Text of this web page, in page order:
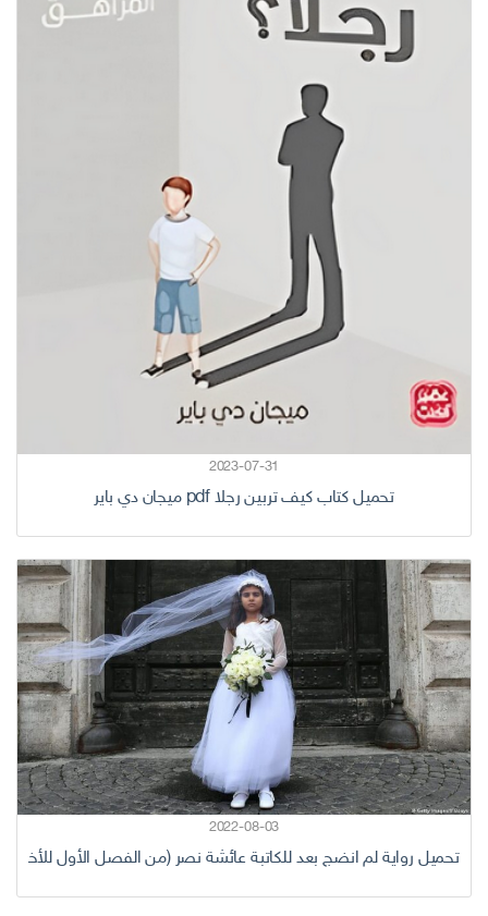
2023-07-31
تحميل كتاب كيف تربين رجلا pdf ميجان دي باير
2022-08-03
تحميل رواية لم انضج بعد للكاتبة عائشة نصر (من الفصل الأول للأخير)